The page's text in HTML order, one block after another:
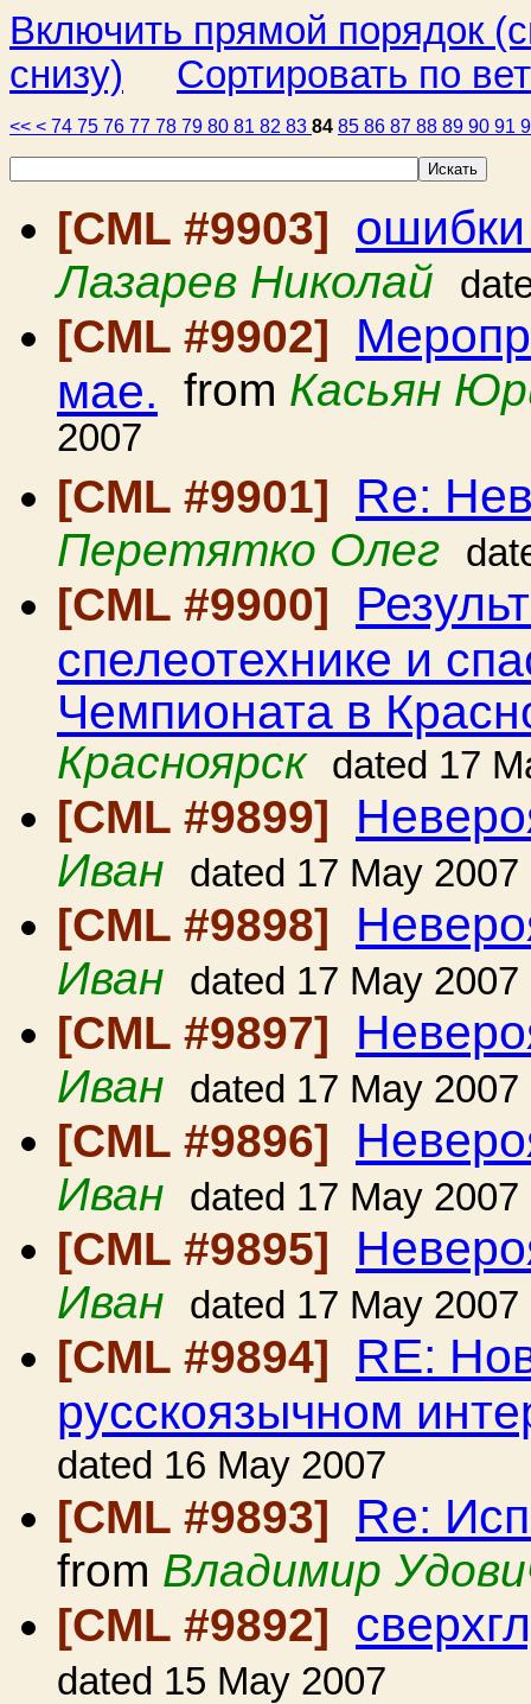
Включить прямой порядок
снизу)
Сортировать по
<< < 74 75 76 77 78 79 80 81 82 83 84 85 86 87 88 89 90 91
[CML #9903]
Лазарев Николай
[CML #9902]
мае. from Касьян
2007
[CML #9901]
Re:
Перетятко Олег
[CML #9900]
спелеотехнике и
Чемпионата в
Красноярск
dated 17
[CML #9899]
Иван dated 17 May 2007
[CML #9898]
Иван dated 17 May 2007
[CML #9897]
Иван dated 17 May 2007
[CML #9896]
Иван dated 17 May 2007
[CML #9895]
Иван dated 17 May 2007
[CML #9894] RE:
русскоязычном
dated 16 May 2007
[CML #9893] Re:
from Владимир
[CML #9892]
dated 15 May 2007